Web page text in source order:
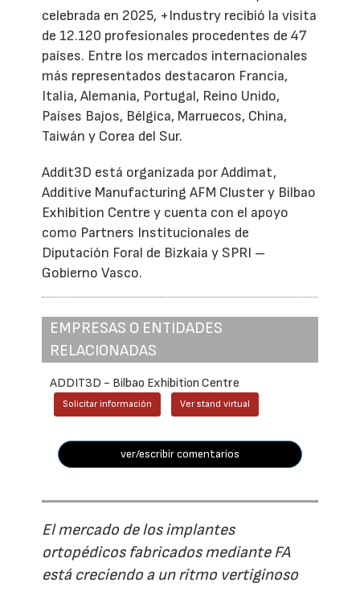
celebrada en 2025, +Industry recibió la visita
de 12.120 profesionales procedentes de 47
países. Entre los mercados internacionales
más representados destacaron Francia,
Italia, Alemania, Portugal, Reino Unido,
Países Bajos, Bélgica, Marruecos, China,
Taiwán y Corea del Sur.
Addit3D está organizada por Addimat,
Additive Manufacturing AFM Cluster y Bilbao
Exhibition Centre y cuenta con el apoyo
como Partners Institucionales de
Diputación Foral de Bizkaia y SPRI –
Gobierno Vasco.
EMPRESAS O ENTIDADES
RELACIONADAS
ADDIT3D - Bilbao Exhibition Centre
Solicitar información Ver stand virtual
ver/escribir comentarios
El mercado de los implantes
ortopédicos fabricados mediante FA
está creciendo a un ritmo vertiginoso